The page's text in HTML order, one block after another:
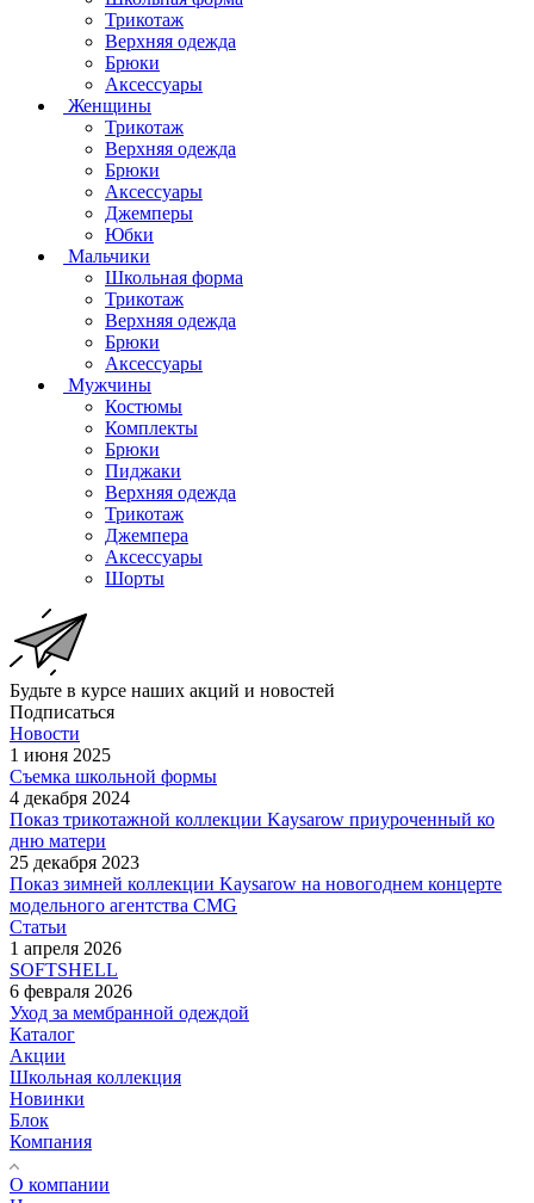
Трикотаж
Верхняя одежда
Брюки
Аксессуары
Женщины
Трикотаж
Верхняя одежда
Брюки
Аксессуары
Джемперы
Юбки
Мальчики
Школьная форма
Трикотаж
Верхняя одежда
Брюки
Аксессуары
Мужчины
Костюмы
Комплекты
Брюки
Пиджаки
Верхняя одежда
Трикотаж
Джемпера
Аксессуары
Шорты
Будьте в курсе наших акций и новостей
Подписаться
Новости
1 июня 2025
Съемка школьной формы
4 декабря 2024
Показ трикотажной коллекции Kaysarow приуроченный ко
дню матери
25 декабря 2023
Показ зимней коллекции Kaysarow на новогоднем концерте
модельного агентства CMG
Статьи
1 апреля 2026
SOFTSHELL
6 февраля 2026
Уход за мембранной одеждой
Каталог
Акции
Школьная коллекция
Новинки
Блок
Компания
О компании